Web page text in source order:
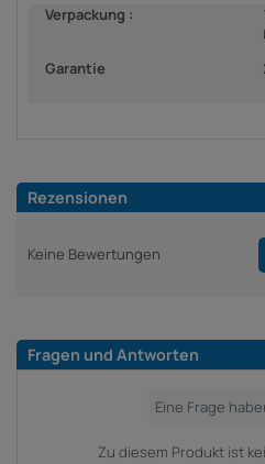
Verpackung :
Garantie
Rezensionen
Keine Bewertungen
Fragen und Antworten
Zu diesem Produkt ist